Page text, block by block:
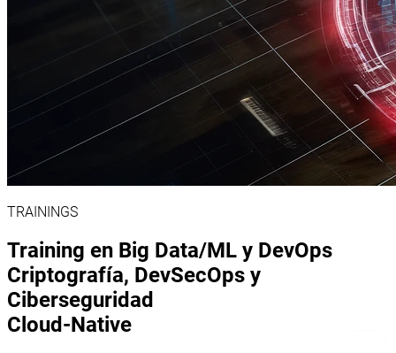
TRAININGS
Training en Big Data/ML y DevOps
Criptografía, DevSecOps y
Ciberseguridad
Cloud-Native